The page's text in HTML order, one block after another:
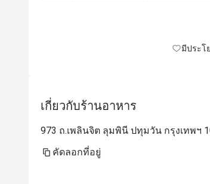
มีประโ
เกี่ยวกับร้านอาหาร
973 ถ.เพลินจิต ลุมพินี ปทุมวัน กรุงเทพฯ
คัดลอกที่อยู่